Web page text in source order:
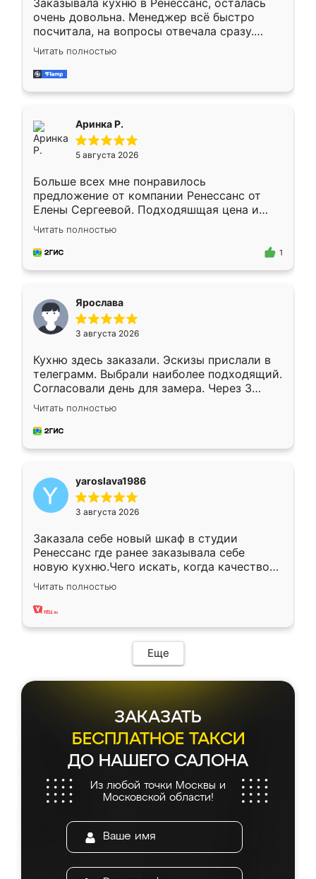
Заказывала кухню в Ренессанс, осталась
очень довольна. Менеджер всё быстро
посчитала, на вопросы отвечала сразу.
Замерщик приехал в субботу, подошёл к
делу со всей ответственностью. Собрали
за день, ребята работали аккуратно, даже
Читать полностью
Аринка Р.
5 августа 2026
Больше всех мне понравилось
предложение от компании Ренессанс от
Елены Сергеевой. Подходяшщая цена и
короткие сроки изготовления. Приехавший
для замера сотрудник Владислав
предложил по моему эскизу самый
Читать полностью
1
Ярослава
3 августа 2026
Кухню здесь заказали. Эскизы прислали в
телеграмм. Выбрали наиболее подходящий.
Согласовали день для замера. Через 3
недели кухня была уже готова. Остались
довольны работой. Спасибо Ренессанс
мебель за качественную работу!
Читать полностью
yaroslava1986
3 августа 2026
Заказала себе новый шкаф в студии
Ренессанс где ранее заказывала себе
новую кухню.Чего искать, когда качеством
вполне довольна. Служит кухня уже почти
два года, нареканий нет.
Читать полностью
Еще
ЗАКАЗАТЬ
БЕСПЛАТНОЕ ТАКСИ
ДО НАШЕГО САЛОНА
Из любой точки Москвы и
Московской области!